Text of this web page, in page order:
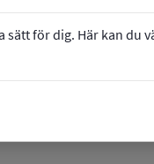
för dig. Här kan du